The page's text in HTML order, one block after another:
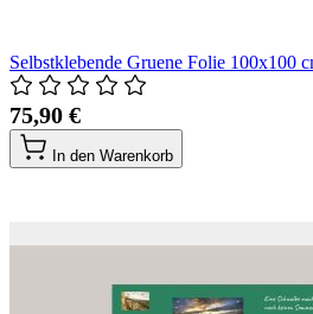
Selbstklebende Gruene Folie 100x100
75,90 €
In den Warenkorb